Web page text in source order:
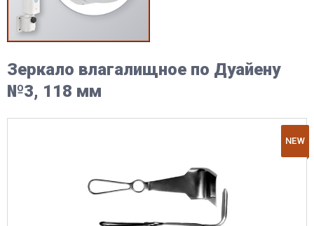
Зеркало влагалищное по Дуайену
№3, 118 мм
NEW